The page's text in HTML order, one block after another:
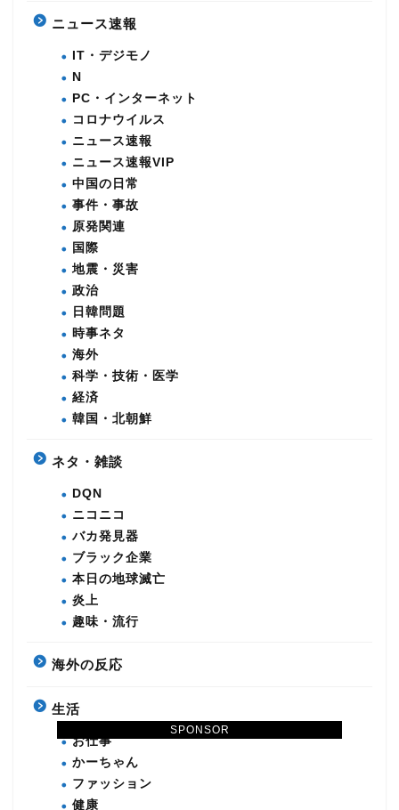
SPONSOR
ニュース速報
IT・デジモノ
N
PC・インターネット
コロナウイルス
ニュース速報
ニュース速報VIP
中国の日常
事件・事故
原発関連
国際
地震・災害
政治
日韓問題
時事ネタ
海外
科学・技術・医学
経済
韓国・北朝鮮
ネタ・雑談
DQN
ニコニコ
バカ発見器
ブラック企業
本日の地球滅亡
炎上
趣味・流行
海外の反応
生活
お仕事
かーちゃん
ファッション
健康